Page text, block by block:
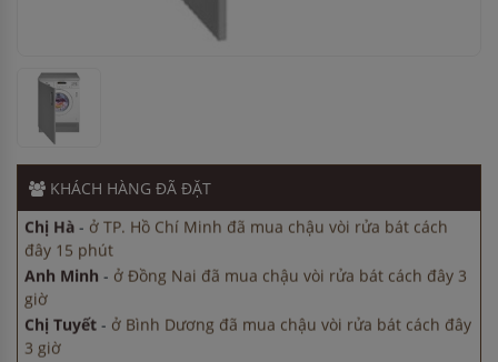
KHÁCH HÀNG ĐÃ ĐẶT
ở Bình Dương đã mua chậu vòi rửa bát cách đây
Anh Hùng
đây 45 phút
Chị Tuyết
Chị Hà-ở TP. Hồ Chí Minh đã mua chậu vòi rửa bát cách
đây 15 phút
Anh Minh - ở Đồng Nai đã mua chậu vòi rửa bát cách đây 3
giờ
Chị Tuyết - ở Bình Dương đã mua chậu vòi rửa bát cách đây
3 giờ
Anh Hùng -ở Bình Dương đã mua chậu vòi rửa bát cách
đây 45 phút